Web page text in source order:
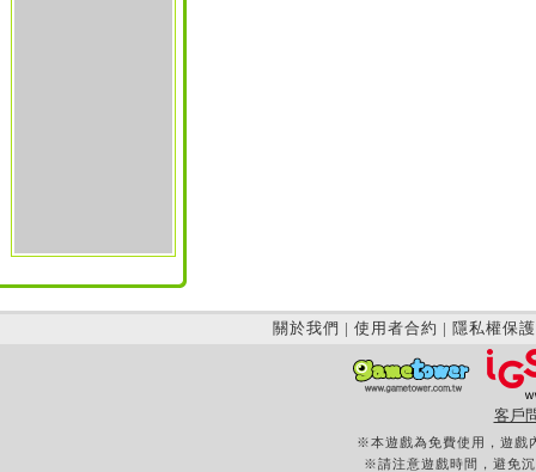
關於我們 | 使用者合約 | 隱私權保護
客戶
※本遊戲為免費使用，遊戲
※請注意遊戲時間，避免